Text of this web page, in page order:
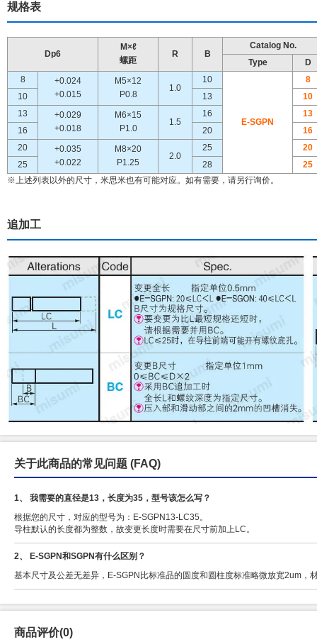
规格表
Dp6
M×ℓ
螺距
R B
Catalog No.
Type
D
8
+0.024
+0.015
M5×12
P0.8
1.0
10
E-SGPN
8
10
13
10
13
+0.029
+0.018
M6×15
P1.0
1.5
16
13
16
20
16
20
+0.035
+0.022
M8×20
P1.25
2.0
25
20
25
28
25
※上述列表以外的尺寸，米思米也有可能对应。如有需要，请另行询价。
追加工
关于此商品的常见问题 (FAQ)
1、 我需要的直径是13，长度为35，型号该怎么写？
根据您的尺寸，对应的型号为：E-SGPN13-LC35。
导柱默认的长度都为整数，故变更长度时需要在尺寸前加上LC。
2、 E-SGPN和SGPN有什么区别？
基本尺寸及公差无差异，E-SGPN比标准品的圆度和圆柱度标准略微放宽2um，
商品评价(0)